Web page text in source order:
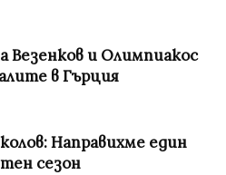
Везенков и Олимпиакос
в Гърция
Направихме един
сезон